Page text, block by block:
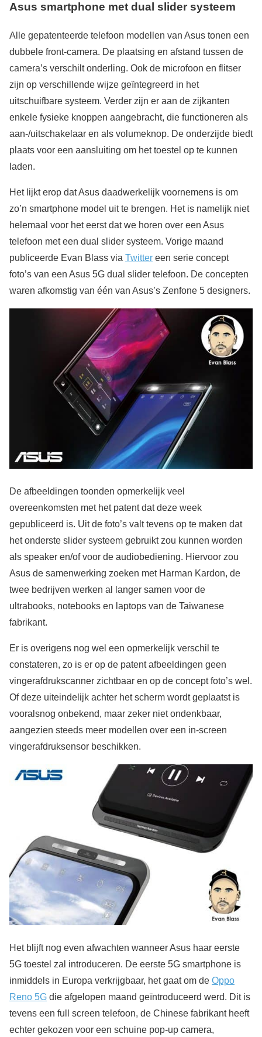
Asus smartphone met dual slider systeem
Alle gepatenteerde telefoon modellen van Asus tonen een
dubbele front-camera. De plaatsing en afstand tussen de
camera’s verschilt onderling. Ook de microfoon en flitser
zijn op verschillende wijze geïntegreerd in het
uitschuifbare systeem. Verder zijn er aan de zijkanten
enkele fysieke knoppen aangebracht, die functioneren als
aan-/uitschakelaar en als volumeknop. De onderzijde biedt
plaats voor een aansluiting om het toestel op te kunnen
laden.
Het lijkt erop dat Asus daadwerkelijk voornemens is om
zo’n smartphone model uit te brengen. Het is namelijk niet
helemaal voor het eerst dat we horen over een Asus
telefoon met een dual slider systeem. Vorige maand
publiceerde Evan Blass via Twitter een serie concept
foto’s van een Asus 5G dual slider telefoon. De concepten
waren afkomstig van één van Asus’s Zenfone 5 designers.
De afbeeldingen toonden opmerkelijk veel
overeenkomsten met het patent dat deze week
gepubliceerd is. Uit de foto’s valt tevens op te maken dat
het onderste slider systeem gebruikt zou kunnen worden
als speaker en/of voor de audiobediening. Hiervoor zou
Asus de samenwerking zoeken met Harman Kardon, de
twee bedrijven werken al langer samen voor de
ultrabooks, notebooks en laptops van de Taiwanese
fabrikant.
Er is overigens nog wel een opmerkelijk verschil te
constateren, zo is er op de patent afbeeldingen geen
vingerafdrukscanner zichtbaar en op de concept foto’s wel.
Of deze uiteindelijk achter het scherm wordt geplaatst is
vooralsnog onbekend, maar zeker niet ondenkbaar,
aangezien steeds meer modellen over een in-screen
vingerafdruksensor beschikken.
Het blijft nog even afwachten wanneer Asus haar eerste
5G toestel zal introduceren. De eerste 5G smartphone is
inmiddels in Europa verkrijgbaar, het gaat om de Oppo
Reno 5G die afgelopen maand geïntroduceerd werd. Dit is
tevens een full screen telefoon, de Chinese fabrikant heeft
echter gekozen voor een schuine pop-up camera,